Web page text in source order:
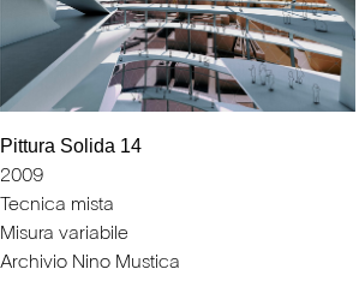
Pittura Solida 14
2009
Tecnica mista
Misura variabile
Archivio Nino Mustica